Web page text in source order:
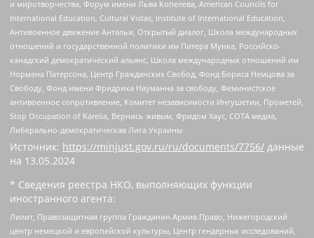
и миротворчества, Форум имени Льва Копелева, American Councils for
International Education, Cultural Vistas, Institute of International Education,
Антивоенное движение Антальи, Открытый диалог, Школа международных
отношений и государственной политики им Питера Мунка, Российско-
канадский демократический альянс, Школа международных отношений им
Нормана Патерсона, Центр Гражданских Свобод, Фонд Бориса Немцова за
Свободу, Фонд имени Фридриха Науманна за свободу, Феминистское
антивоенное сопротивление, Комитет независимости Ингушетии, Прометей,
Stop Occupation of Karelia, Вернись живым, Фридом Хаус, СОТА медиа,
Либерально-демократическая Лига Украины
Источник: https://minjust.gov.ru/ru/documents/7756/ данные
на 13.05.2024
* Сведения реестра НКО, выполняющих функции
иностранного агента:
Лилит, Правозащитная группа Гражданин.Армия.Право, Нижегородский
центр немецкой и европейской культуры, Центр гендерных исследований,